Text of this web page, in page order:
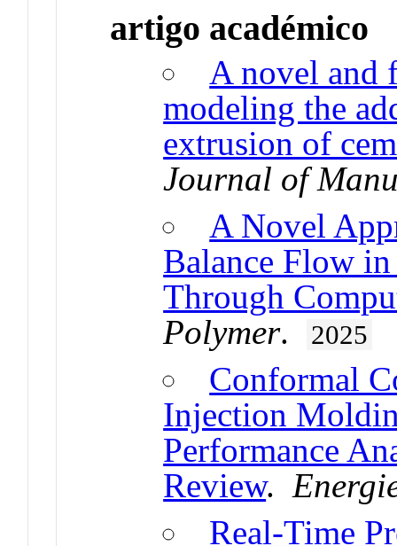
artigo académico
A novel and
modeling the
extrusion of
Journal of
A Novel
Balance Flow
Through
Polymer. 2025
Conformal
Injection
Performance
Review.
Real-Time